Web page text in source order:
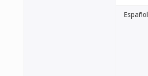
Español